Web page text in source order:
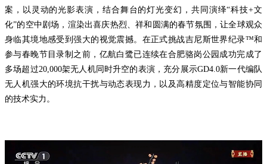
案，以灵动的光影表演，结合舞台的灯光变幻，共同演绎“科技+文
化”的空中剧场，渲染出喜庆热烈、祥和圆满的春节氛围，让全球观众
身临其境地感受到强大的视觉震撼。在正式挑战吉尼斯世界纪录™和
参与春晚节目录制之前，亿航白鹭已连续在合肥骆岗公园成功完成了
多场超过20,000架无人机同时升空的表演，充分展示GD4.0新一代编队
无人机强大的环境抗干扰与动态表现力，以及高精度定位与智能协同
的技术实力。